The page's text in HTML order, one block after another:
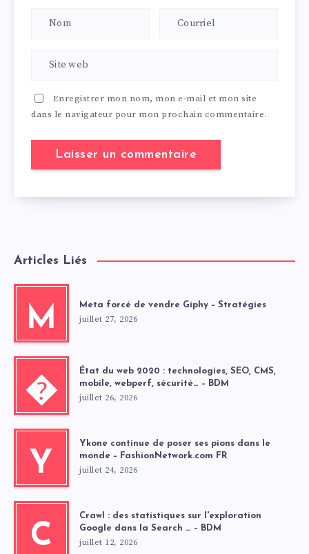
Enregistrer mon nom, mon e-mail et mon site
dans le navigateur pour mon prochain commentaire.
Articles Liés
M Meta forcé de vendre Giphy – Stratégies
juillet 27, 2026
�
État du web 2020 : technologies, SEO, CMS,
mobile, webperf, sécurité… – BDM
juillet 26, 2026
Y
Ykone continue de poser ses pions dans le
monde – FashionNetwork.com FR
juillet 24, 2026
C
Crawl : des statistiques sur l'exploration
Google dans la Search … – BDM
juillet 12, 2026